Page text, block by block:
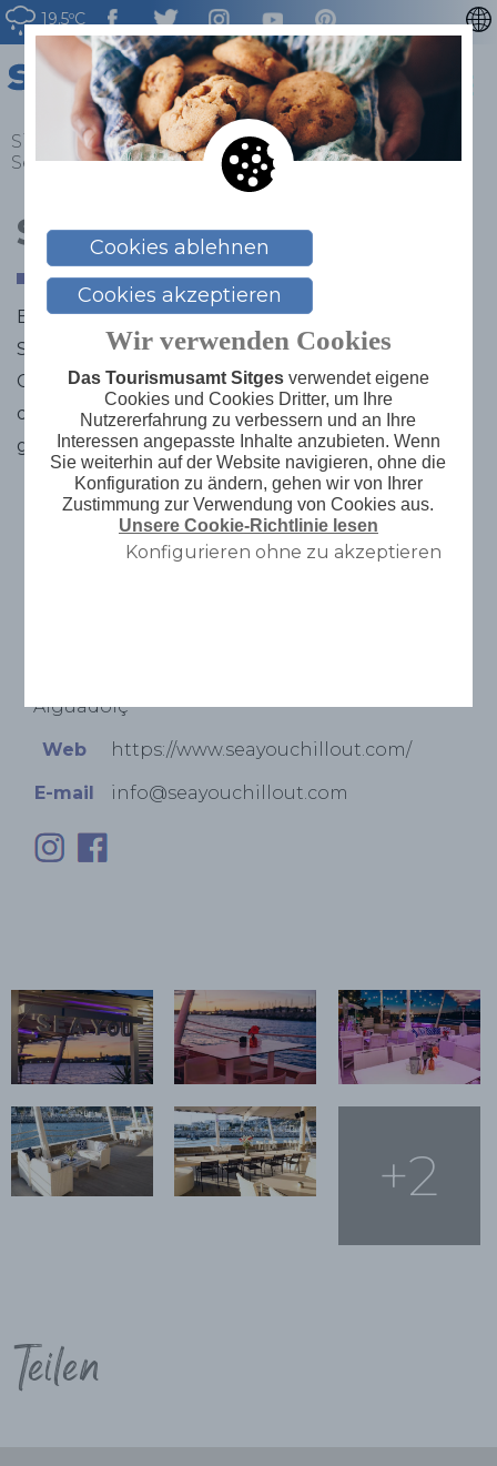
19.5ºC
CATALÀ
ENGLISH
ESPAÑOL
Sitges > Erleben > Gastronomie > Bars in Sitges
Sea You Sitges
Sea You Sitges
Eine über 350 m2 große Terrasse, auf der man alle
Sorten Wermut, Bier, Longdrinks und erfrischende
Cocktails direkt an der Hafeneinfahrt zum Puerto
de Sitges Aiguadolç, umgeben vom Mittelmeer,
genießen kann.
Aiguadolç
Web https://www.seayouchillout.com/
E-mail info@seayouchillout.com
+2
Teilen
Cookies ablehnen
Cookies akzeptieren
Wir verwenden Cookies
Das Tourismusamt Sitgesverwendet eigene
Cookies und Cookies Dritter, um Ihre
Nutzererfahrung zu verbessern und an Ihre
Interessen angepasste Inhalte anzubieten. Wenn
Sie weiterhin auf der Website navigieren, ohne die
Konfiguration zu ändern, gehen wir von Ihrer
Zustimmung zur Verwendung von Cookies aus.
Unsere Cookie-Richtlinie lesen
Konfigurieren ohne zu akzeptieren